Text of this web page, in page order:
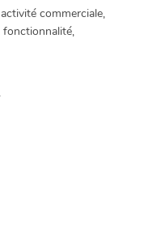
commerciale,
fonctionnalité,